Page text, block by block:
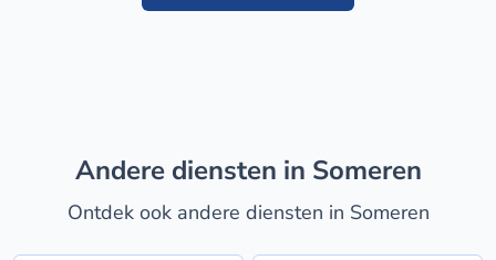
Andere diensten in Someren
Ontdek ook andere diensten in Someren